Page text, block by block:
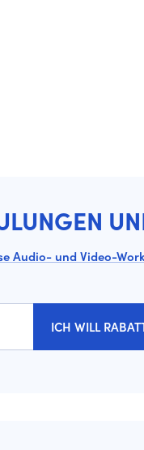
Audio- und Video-
ICH WILL